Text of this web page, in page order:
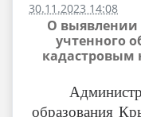
30.11.2023 14:08
О выявлении
учтенного
кадастровым
образования